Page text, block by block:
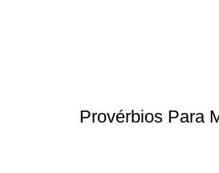
Provérbios Para